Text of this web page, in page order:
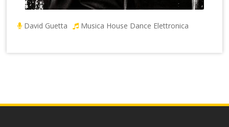
David Guetta Musica House Dance Elettronica